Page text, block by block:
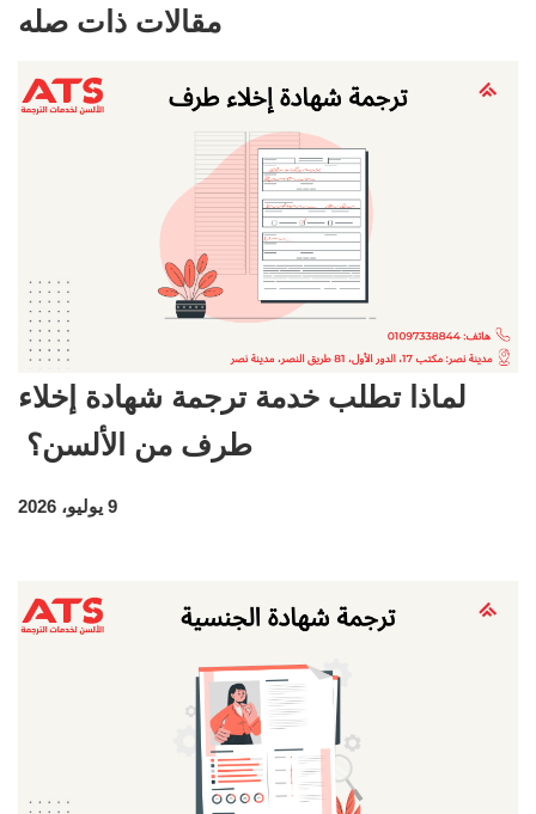
مقالات ذات صله
لماذا تطلب خدمة ترجمة شهادة إخلاء
طرف من الألسن؟
9 يوليو، 2026